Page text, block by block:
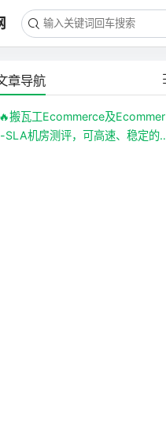
章导航
搬瓦工Ecommerce及Ecommer
SLA机房测评，可高速、稳定的